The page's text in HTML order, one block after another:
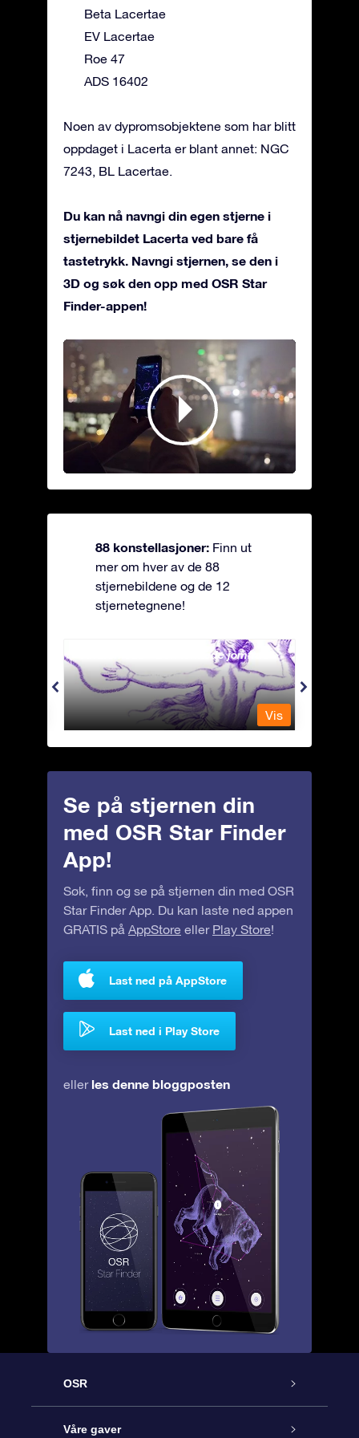
Beta Lacertae
EV Lacertae
Roe 47
ADS 16402
Noen av dypromsobjektene som har blitt
oppdaget i Lacerta er blant annet: NGC
7243, BL Lacertae.
Du kan nå navngi din egen stjerne i
stjernebildet Lacerta ved bare få
tastetrykk. Navngi stjernen, se den i
3D og søk den opp med OSR Star
Finder-appen!
88 konstellasjoner: Finn ut
mer om hver av de 88
stjernebildene og de 12
stjernetegnene!
Andromeda - Den lenkede jomfrua
Vis
Se på stjernen din
med OSR Star Finder
App!
Søk, finn og se på stjernen din med OSR
Star Finder App. Du kan laste ned appen
GRATIS på AppStore eller Play Store!
Last ned på AppStore
Last ned i Play Store
eller les denne bloggposten
OSR
Kundeservice
Våre gaver